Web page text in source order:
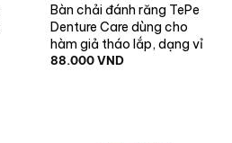
Bàn chải đánh răng TePe
Denture Care dùng cho
hàm giả tháo lắp, dạng vỉ
88.000VND